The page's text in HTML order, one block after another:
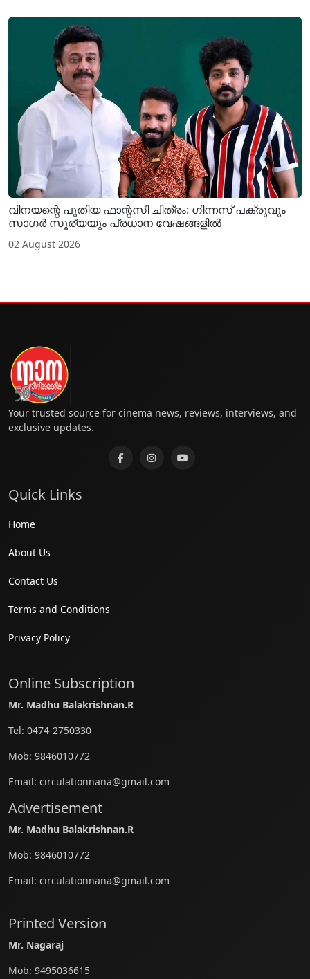
വിനയന്റെ പുതിയ ഫാന്റസി ചിത്രം: ഗിന്നസ് പക്രുവും
സാഗർ സൂര്യയും പ്രധാന വേഷങ്ങളിൽ
02 August 2026
Your trusted source for cinema news, reviews, interviews, and
exclusive updates.
Quick Links
Home
About Us
Contact Us
Terms and Conditions
Privacy Policy
Online Subscription
Mr. Madhu Balakrishnan.R
Tel: 0474-2750330
Mob: 9846010772
Email: circulationnana@gmail.com
Advertisement
Mr. Madhu Balakrishnan.R
Mob: 9846010772
Email: circulationnana@gmail.com
Printed Version
Mr. Nagaraj
Mob: 9495036615